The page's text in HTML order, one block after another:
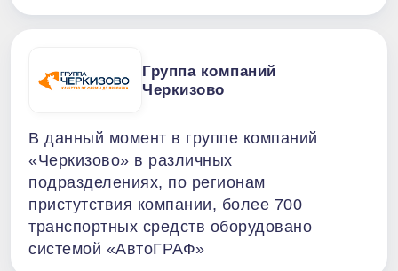
Группа компаний
Черкизово
В данный момент в группе компаний
«Черкизово» в различных
подразделениях, по регионам
пристутствия компании, более 700
транспортных средств оборудовано
системой «АвтоГРАФ»